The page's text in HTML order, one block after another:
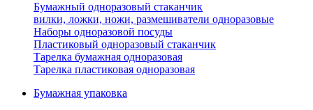
Бумажный одноразовый стаканчик
вилки, ложки, ножи, размешиватели одноразовые
Наборы одноразовой посуды
Пластиковый одноразовый стаканчик
Тарелка бумажная одноразовая
Тарелка пластиковая одноразовая
Бумажная упаковка